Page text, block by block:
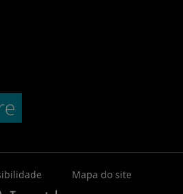
Mapa do site